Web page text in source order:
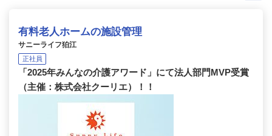
有料老人ホームの施設管理
サニーライフ狛江
正社員
「2025年みんなの介護アワード」にて法人部門MVP受賞
（主催：株式会社クーリエ）！！